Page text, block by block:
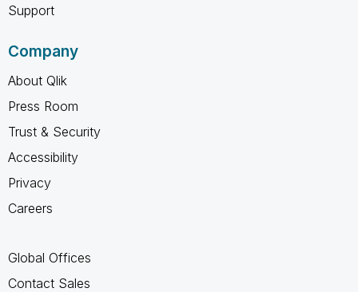
Support
Company
About Qlik
Press Room
Trust & Security
Accessibility
Privacy
Careers
Global Offices
Contact Sales